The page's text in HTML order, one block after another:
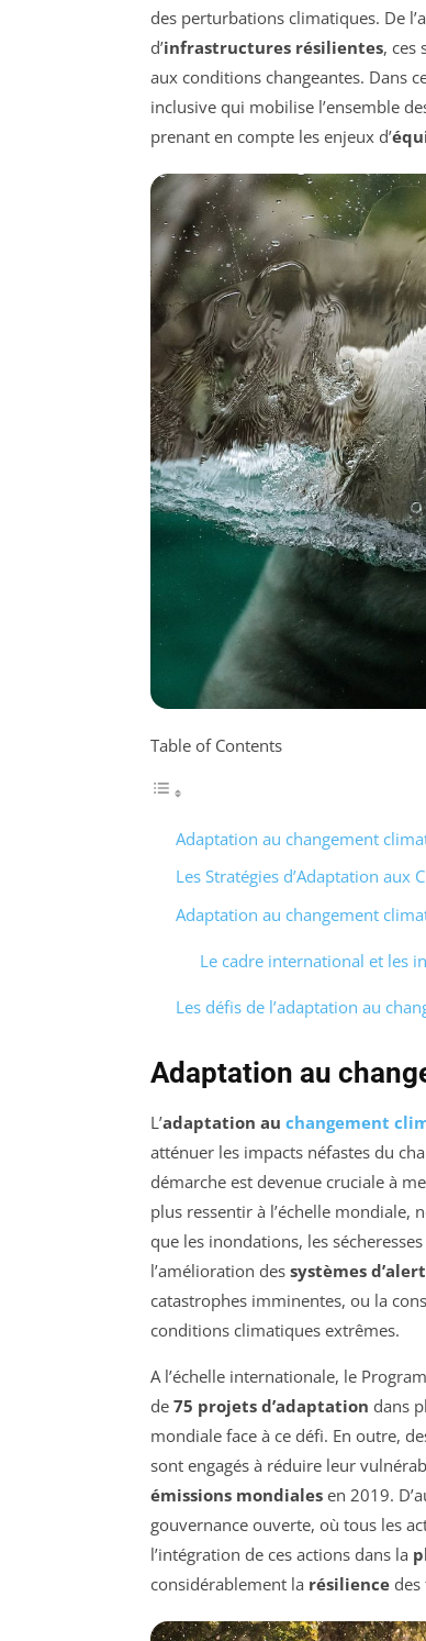
des perturbations climatiques. De
d’infrastructures résilientes, ces
aux conditions changeantes. Dans
inclusive qui mobilise l’ensemble
prenant en compte les enjeux d’
Table of Contents
Adaptation au changement
Les Stratégies d’Adaptation aux
Adaptation au changement
Le cadre international et les
Les défis de l’adaptation au
Adaptation au
L’adaptation au changement
atténuer les impacts néfastes du
démarche est devenue cruciale à
plus ressentir à l’échelle mondiale,
que les inondations, les
l’amélioration des systèmes
catastrophes imminentes, ou la
conditions climatiques extrêmes.
A l’échelle internationale, le
de 75 projets d’adaptation dans
mondiale face à ce défi. En outre,
sont engagés à réduire leur
émissions mondiales en 2019.
gouvernance ouverte, où tous les
l’intégration de ces actions dans la
considérablement la résilience